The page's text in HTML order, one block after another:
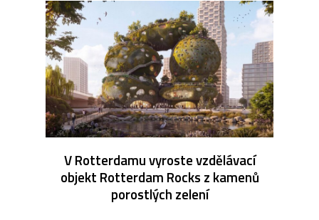
V Rotterdamu vyroste vzdělávací
objekt Rotterdam Rocks z kamenů
porostlých zelení